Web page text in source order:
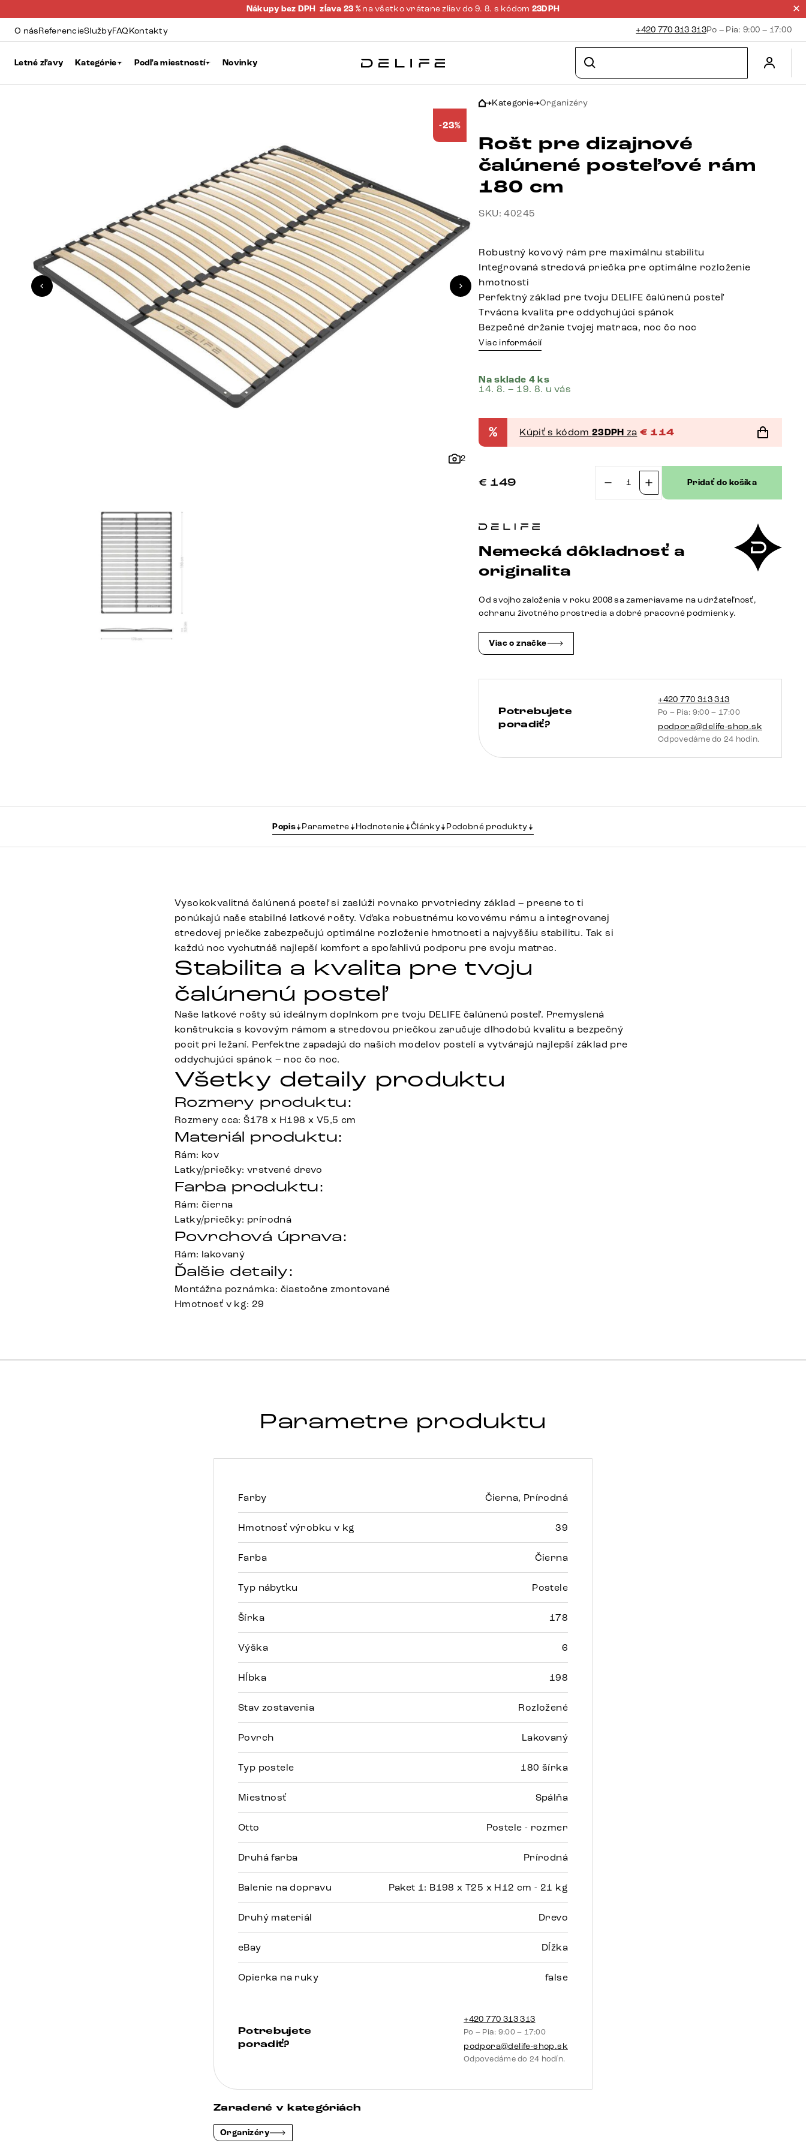
Nákupy bez DPH zĺava 23 % na všetko vrátane zliav do 9. 8. s kódom 23DPH
O násReferencieSlužbyFAQKontakty +420 770 313 313Po – Pia: 9:00 – 17:00
Letné zľavy Kategórie Podľa miestností Novinky
2
-23%
Kategorie Organizéry
Rošt pre dizajnové
čalúnené posteľové rám
180 cm
SKU: 40245
Robustný kovový rám pre maximálnu stabilitu
Integrovaná stredová priečka pre optimálne rozloženie
hmotnosti
Perfektný základ pre tvoju DELIFE čalúnenú posteľ
Trvácna kvalita pre oddychujúci spánok
Bezpečné držanie tvojej matraca, noc čo noc
Viac informácií
Na sklade 4 ks
14. 8. – 19. 8. u vás
% Kúpiť s kódom 23DPH za € 114
€ 149
množstvo
čalúnené
180
cm
Pridať do košíka
Nemecká dôkladnosť a
originalita
Od svojho založenia v roku 2008 sa zameriavame na udržateľnosť,
ochranu životného prostredia a dobré pracovné podmienky.
Viac o značke
Potrebujete
poradiť?
+420 770 313 313
Po – Pia: 9:00 – 17:00
podpora@delife-shop.sk
Odpovedáme do 24 hodín.
Popis Parametre Hodnotenie Články Podobné produkty
Vysokokvalitná čalúnená posteľ si zaslúži rovnako prvotriedny základ – presne to ti
ponúkajú naše stabilné latkové rošty. Vďaka robustnému kovovému rámu a integrovanej
stredovej priečke zabezpečujú optimálne rozloženie hmotnosti a najvyššiu stabilitu. Tak si
každú noc vychutnáš najlepší komfort a spoľahlivú podporu pre svoju matrac.
Stabilita a kvalita pre tvoju
čalúnenú posteľ
Naše latkové rošty sú ideálnym doplnkom pre tvoju DELIFE čalúnenú posteľ. Premyslená
konštrukcia s kovovým rámom a stredovou priečkou zaručuje dlhodobú kvalitu a bezpečný
pocit pri ležaní. Perfektne zapadajú do našich modelov postelí a vytvárajú najlepší základ pre
oddychujúci spánok – noc čo noc.
Všetky detaily produktu
Rozmery produktu:
Rozmery cca: Š178 x H198 x V5,5 cm
Materiál produktu:
Rám: kov
Latky/priečky: vrstvené drevo
Farba produktu:
Rám: čierna
Latky/priečky: prírodná
Povrchová úprava:
Rám: lakovaný
Ďalšie detaily:
Montážna poznámka: čiastočne zmontované
Hmotnosť v kg: 29
Parametre produktu
Farby Čierna, Prírodná
Hmotnosť výrobku v kg 39
Farba Čierna
Typ nábytku Postele
Šírka 178
Výška 6
Hĺbka 198
Stav zostavenia Rozložené
Povrch Lakovaný
Typ postele 180 šírka
Miestnosť Spálňa
Otto Postele - rozmer
Druhá farba Prírodná
Balenie na dopravu Paket 1: B198 x T25 x H12 cm - 21 kg
Druhý materiál Drevo
eBay Dĺžka
Opierka na ruky false
Potrebujete
poradiť?
+420 770 313 313
Po – Pia: 9:00 – 17:00
podpora@delife-shop.sk
Odpovedáme do 24 hodín.
Zaradené v kategóriách
Organizéry